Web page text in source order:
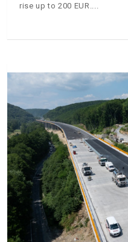
rise up to 200 EUR.